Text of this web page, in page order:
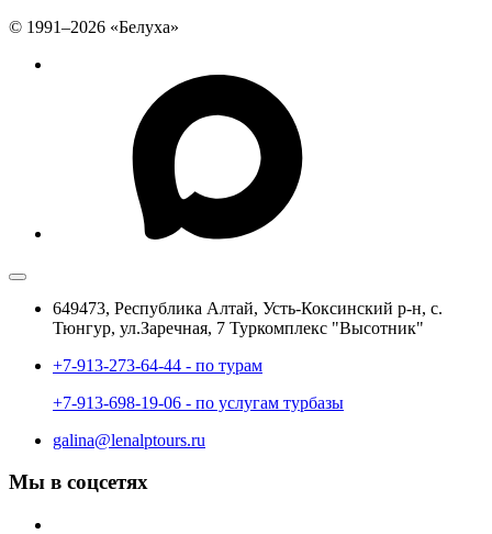
© 1991–2026 «Белуха»
649473, Республика Алтай, Усть-Коксинский р-н, с.
Тюнгур, ул.Заречная, 7 Туркомплекс "Высотник"
+7-913-273-64-44 - по турам
+7-913-698-19-06 - по услугам турбазы
galina@lenalptours.ru
Мы в соцсетях